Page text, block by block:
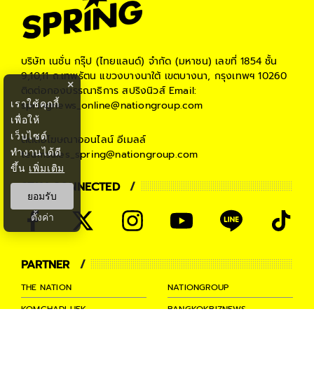
บริษัท เนชั่น กรุ๊ป (ไทยแลนด์) จำกัด (มหาชน) เลขที่ 1854 ชั้น
9,10,11 ถ.เทพรัตน แขวงบางนาใต้ เขตบางนา, กรุงเทพฯ 10260
ติดต่อกองบรรณาธิการ สปริงนิวส์Email:
springnews_online@nationgroup.com
ติดต่อโฆษณาออนไลน์ อีเมลล์
teamsales_spring@nationgroup.com
STAY CONNECTED
PARTNER
THE NATION
NATIONGROUP
KOMCHADLUEK
BANGKOKBIZNEWS
×
เราใช้คุกกี้
เพื่อให้
เว็บไซต์
ทำงานได้ดี
ขึ้น เพิ่มเติม
ยอมรับ
ตั้งค่า